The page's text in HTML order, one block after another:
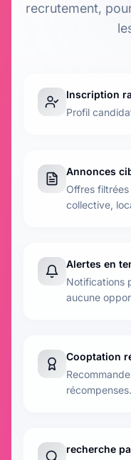
recrutement,
Inscription
Profil
Annonces
Offres
collective,
Alertes en
Notifications
aucune
Cooptation
récompenses.
recherche